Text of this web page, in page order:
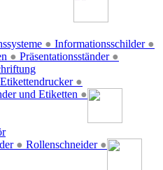
● Informationsschilder ●
● Präsentationsständer ●
Etikettendrucker ●
und Etiketten ●
● Rollenschneider ●